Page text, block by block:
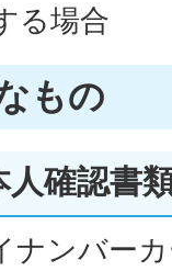
る場合
もの
人確認書
ナンバー